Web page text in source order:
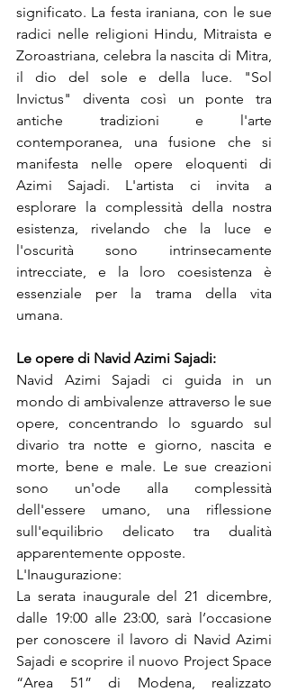
significato. La festa iraniana, con le sue
radici nelle religioni Hindu, Mitraista e
Zoroastriana, celebra la nascita di Mitra,
il dio del sole e della luce. "Sol
Invictus" diventa così un ponte tra
antiche tradizioni e l'arte
contemporanea, una fusione che si
manifesta nelle opere eloquenti di
Azimi Sajadi. L'artista ci invita a
esplorare la complessità della nostra
esistenza, rivelando che la luce e
l'oscurità sono intrinsecamente
intrecciate, e la loro coesistenza è
essenziale per la trama della vita
umana.
Le opere di Navid Azimi Sajadi:
Navid Azimi Sajadi ci guida in un
mondo di ambivalenze attraverso le sue
opere, concentrando lo sguardo sul
divario tra notte e giorno, nascita e
morte, bene e male. Le sue creazioni
sono un'ode alla complessità
dell'essere umano, una riflessione
sull'equilibrio delicato tra dualità
apparentemente opposte.
L'Inaugurazione:
La serata inaugurale del 21 dicembre,
dalle 19:00 alle 23:00, sarà l’occasione
per conoscere il lavoro di Navid Azimi
Sajadi e scoprire il nuovo Project Space
“Area 51” di Modena, realizzato